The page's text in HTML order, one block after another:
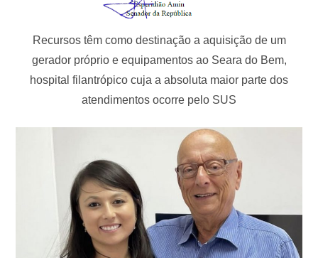
Recursos têm como destinação a aquisição de um
gerador próprio e equipamentos ao Seara do Bem,
hospital filantrópico cuja a absoluta maior parte dos
atendimentos ocorre pelo SUS